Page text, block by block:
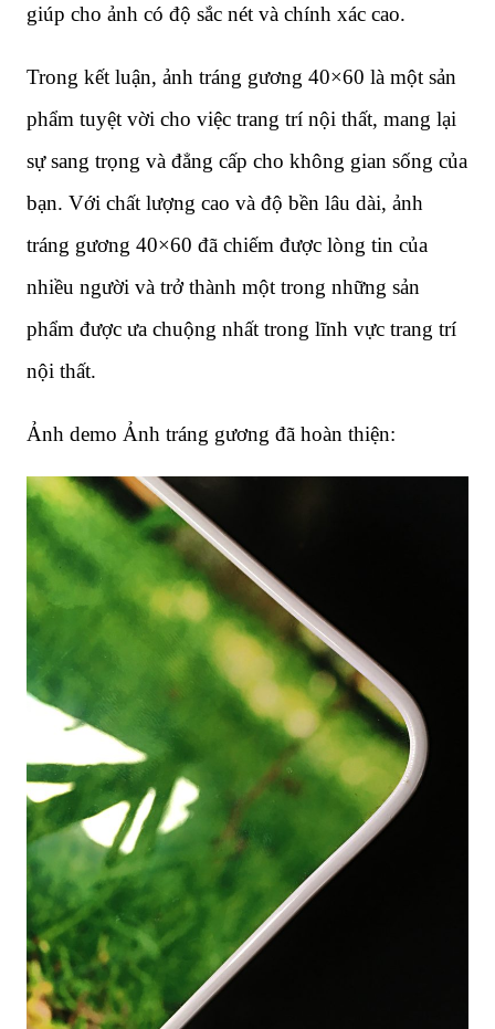
giúp cho ảnh có độ sắc nét và chính xác cao.
Trong kết luận, ảnh tráng gương 40×60 là một sản
phẩm tuyệt vời cho việc trang trí nội thất, mang lại
sự sang trọng và đẳng cấp cho không gian sống của
bạn. Với chất lượng cao và độ bền lâu dài, ảnh
tráng gương 40×60 đã chiếm được lòng tin của
nhiều người và trở thành một trong những sản
phẩm được ưa chuộng nhất trong lĩnh vực trang trí
nội thất.
Ảnh demo Ảnh tráng gương đã hoàn thiện: